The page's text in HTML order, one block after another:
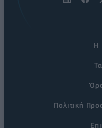
Η
Πολιτική